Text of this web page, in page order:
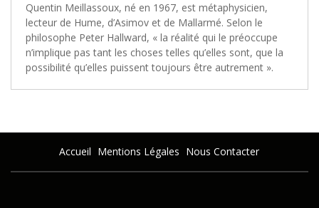
Quentin Meillassoux, né en 1967, est métaphysicien,
lecteur de Hume, d’Asimov et de Mallarmé. Selon le
philosophe Peter Hallward, « la réalité qui le préoccupe
n’implique pas tant les choses telles qu’elles sont, que la
possibilité qu’elles puissent toujours être autrement ».
Accueil Mentions Légales Nous Contacter